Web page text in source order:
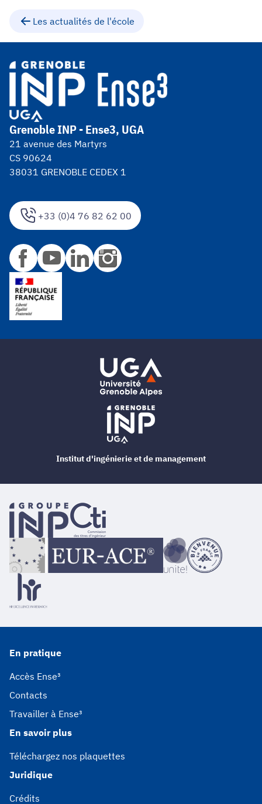
Les actualités de l'école
+33 (0)4 76 82 62 00
Grenoble INP - Ense3, UGA
21 avenue des Martyrs
CS 90624
38031 GRENOBLE CEDEX 1
En pratique
Accès Ense³
Contacts
Travailler à Ense³
En savoir plus
Téléchargez nos plaquettes
Juridique
Crédits
Institut d'ingénierie et de management